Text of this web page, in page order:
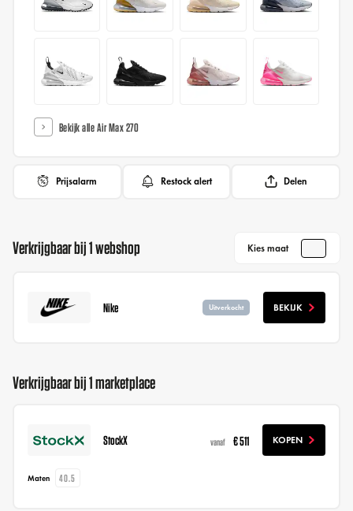
Bekijk alle Air Max 270
Prijsalarm Restock alert Delen
Verkrijgbaar bij 1 webshop Kies maat
Nike Uitverkocht BEKIJK
Verkrijgbaar bij 1 marketplace
StockX vanaf € 511 KOPEN
Maten 40.5